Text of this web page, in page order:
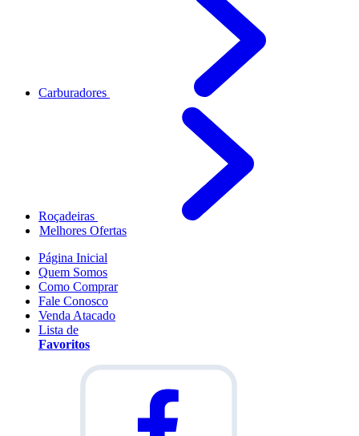
Carburadores
Roçadeiras
Melhores Ofertas
Página Inicial
Quem Somos
Como Comprar
Fale Conosco
Venda Atacado
Lista de
Favoritos